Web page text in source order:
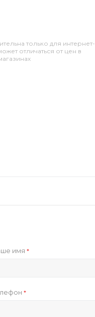
только для интернет-
отличаться от цен в
имя *
*